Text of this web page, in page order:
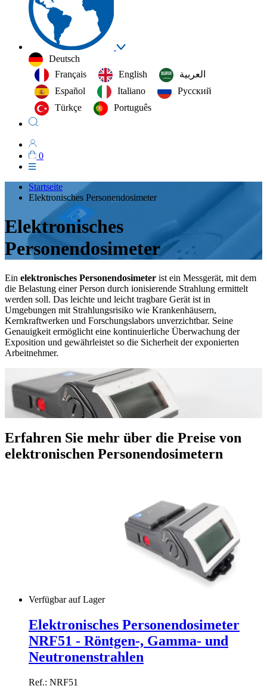
Deutsch
Français
English
العربية‏
Español
Italiano
Русский
Türkçe
Português
0
Startseite
Elektronisches Personendosimeter
Elektronisches
Personendosimeter
Ein elektronisches Personendosimeter ist ein Messgerät, mit dem
die Belastung einer Person durch ionisierende Strahlung ermittelt
werden soll. Das leichte und leicht tragbare Gerät ist in
Umgebungen mit Strahlungsrisiko wie Krankenhäusern,
Kernkraftwerken und Forschungslabors unverzichtbar. Seine
Genauigkeit ermöglicht eine kontinuierliche Überwachung der
Exposition und gewährleistet so die Sicherheit der exponierten
Arbeitnehmer.
Erfahren Sie mehr über die Preise von
elektronischen Personendosimetern
Verfügbar auf Lager
Elektronisches Personendosimeter
NRF51 - Röntgen-, Gamma- und
Neutronenstrahlen
Ref.: NRF51